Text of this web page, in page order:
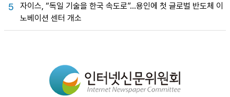
5
자이스, “독일 기술을 한국 속도로”…용인에 첫 글로벌 반도체 이
노베이션 센터 개소